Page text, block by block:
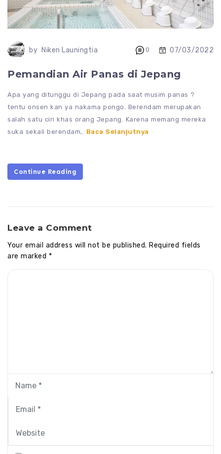
by Niken Launingtia 0 07/03/2022
Pemandian Air Panas di Jepang
Apa yang ditunggu di Jepang pada saat musim panas ?
tentu onsen kan ya nakama pongo. Berendam merupakan
salah satu ciri khas orang Jepang. Karena memang mereka
suka sekali berendam,. Baca Selanjutnya
Continue Reading
Leave a Comment
Your email address will not be published. Required fields
are marked *